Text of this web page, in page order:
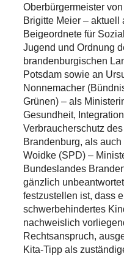
Oberbürgermeister
Brigitte Meier – aktuell
Beigeordnete für
Jugend und Ordnung
brandenburgischen
Potsdam sowie an
Nonnemacher
Grünen) – als
Gesundheit,
Verbraucherschutz
Brandenburg, als
Woidke (SPD) –
Bundeslandes
gänzlich
festzustellen ist, dass
schwerbehindertes
nachweislich
Rechtsanspruch,
Kita-Tipp als